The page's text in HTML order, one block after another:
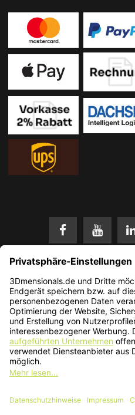
* Alle Preise in EUR inkl. gesetzl.
Änderungen und Irrtümer
© 2026 3Dmensionals / PONTIALIS